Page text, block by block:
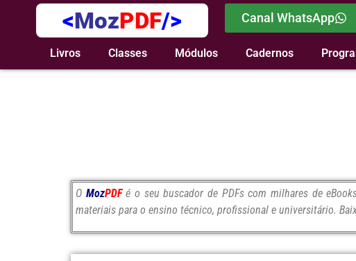
<MozPDF/> Canal WhatsApp
Livros Classes Módulos Cadernos
O MozPDF é o seu buscador de PDFs com milhares de
materiais para o ensino técnico, profissional e universitário.